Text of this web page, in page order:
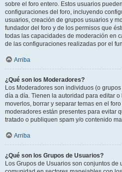
sobre el foro entero. Estos usuarios
configuraciones del foro, incluyendo
usuarios, creación de grupos usuarios y
fundador del foro y de los permisos que
todas las capacidades de moderación en
de las configuraciones realizadas por el
Arriba
¿Qué son los Moderadores?
Los Moderadores son individuos (o
día a día. Tienen la autoridad para editar
moverlos, borrar y separar temas en el
moderadores están presentes para evitar
tratado o publiquen spam y/o contenido
Arriba
¿Qué son los Grupos de Usuarios?
Los Grupos de Usuarios son conjuntos de